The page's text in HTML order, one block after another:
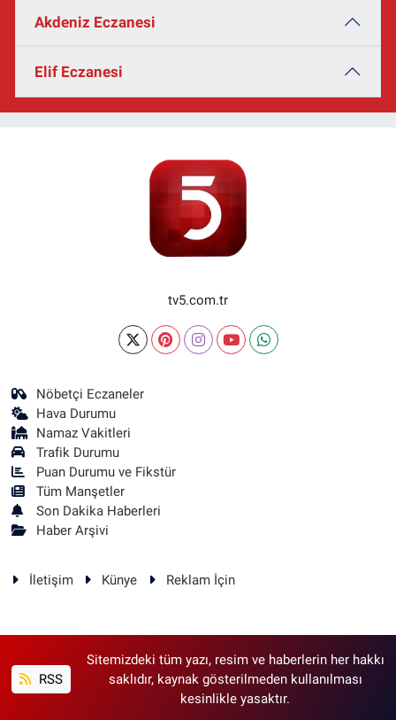
Akdeniz Eczanesi
Elif Eczanesi
tv5.com.tr
Nöbetçi Eczaneler
Hava Durumu
Namaz Vakitleri
Trafik Durumu
Puan Durumu ve Fikstür
Tüm Manşetler
Son Dakika Haberleri
Haber Arşivi
İletişim Künye Reklam İçin
RSS
Sitemizdeki tüm yazı, resim ve haberlerin her hakkı
saklıdır, kaynak gösterilmeden kullanılması
kesinlikle yasaktır.